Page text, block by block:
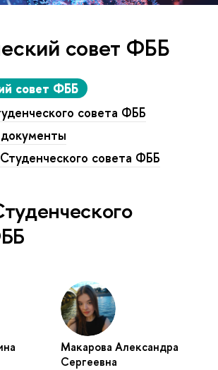
совет ФББ
совет ФББ
совета ФББ
совета ФББ
Макарова Александра
Сергеевна